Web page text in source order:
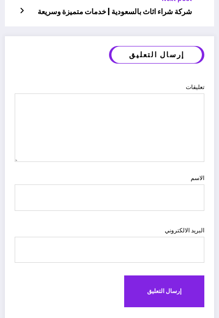
شركة شراء اثاث بالسعودية | خدمات متميزة وسريعة
إرسال التعليق
تعليقات
الاسم
البريد الالكتروني